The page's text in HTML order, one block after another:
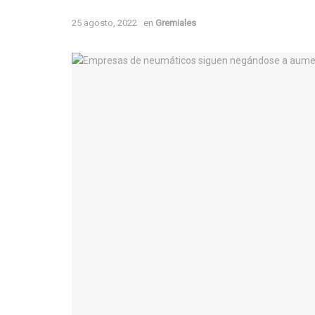
25 agosto, 2022 en Gremiales